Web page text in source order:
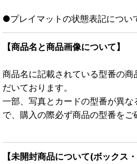
●プレイマットの状態表記につい
【商品名と商品画像について】
商品名に記載されている型番の商
だいております。
一部、写真とカードの型番が異
で、購入の際必ず商品の型番をご
【未開封商品について(ボックス